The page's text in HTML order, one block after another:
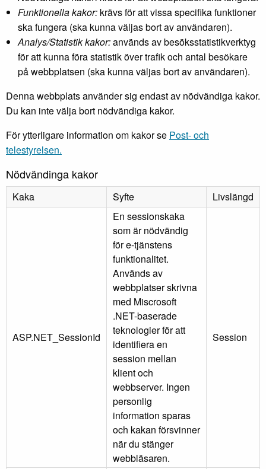
Funktionella kakor: krävs för att vissa specifika funktioner
ska fungera (ska kunna väljas bort av användaren).
Analys/Statistik kakor:används av besöksstatistikverktyg
för att kunna föra statistik över trafik och antal besökare
på webbplatsen (ska kunna väljas bort av användaren).
Denna webbplats använder sig endast av nödvändiga kakor.
Du kan inte välja bort nödvändiga kakor.
För ytterligare information om kakor se Post- och
telestyrelsen.
Nödvändinga kakor
Kaka Syfte Livslängd
ASP.NET_SessionId
En sessionskaka
som är nödvändig
för e-tjänstens
funktionalitet.
Används av
webbplatser skrivna
med Miscrosoft
.NET-baserade
teknologier för att
identifiera en
session mellan
klient och
webbserver. Ingen
personlig
information sparas
och kakan försvinner
när du stänger
webbläsaren.
Session